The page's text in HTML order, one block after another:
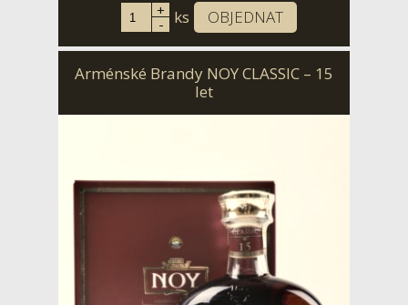
+
- ks OBJEDNAT
Arménské Brandy NOY CLASSIC – 15
let